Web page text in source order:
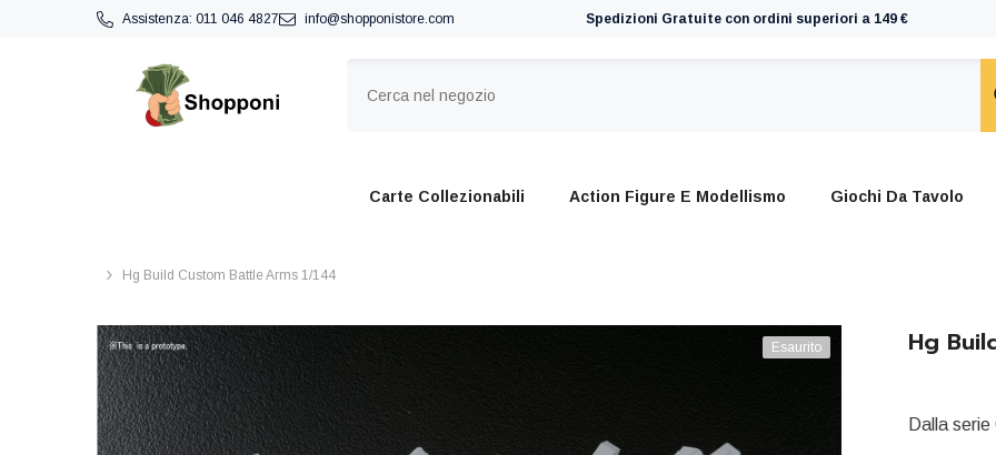
VAI DIRETTAMENTE AI CONTENUTIAssistenza: 011 046 4827 info@shopponistore.com Spedizioni Gratuite con ordini superiori a 149 €
Carte Collezionabili Action Figure E Modellismo Giochi Da Tavolo
Hg Build Custom Battle Arms 1/144
Esaurito Hg
Dalla